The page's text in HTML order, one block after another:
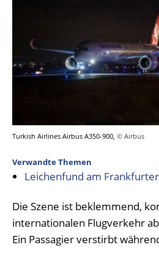
Turkish Airlines Airbus A350-900, © Airbus
Verwandte Themen
Leichenfund am
Die Szene ist beklemmend,
internationalen Flugverkehr
Ein Passagier verstirbt